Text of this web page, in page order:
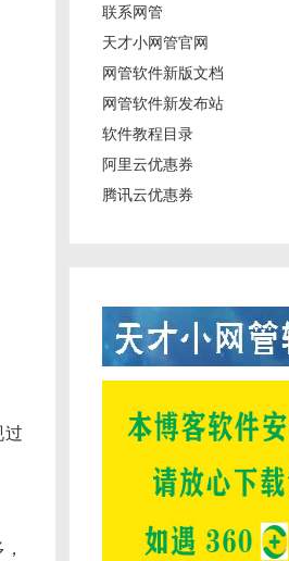
过
联系网管
天才小网管官网
网管软件新版文档
网管软件新发布站
软件教程目录
阿里云优惠券
腾讯云优惠券